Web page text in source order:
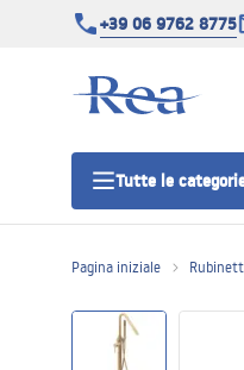
+39 06 9762 8775
Tutte le
Pagina iniziale